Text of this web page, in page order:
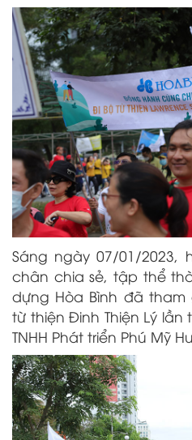
Sáng ngày 07/01/
chân chia sẻ, tập thể
dựng Hòa Bình đã
từ thiện Đinh Thiện Lý
TNHH Phát triển Phú Mỹ